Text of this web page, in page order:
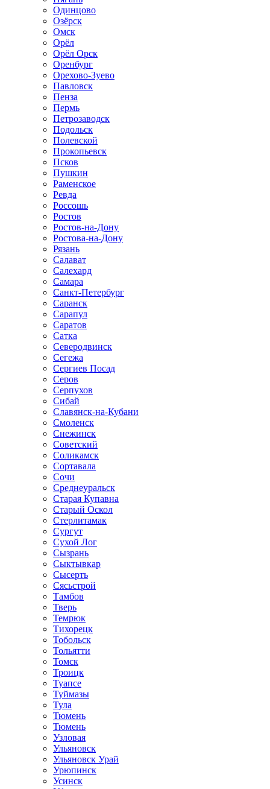
Одинцово
Озёрск
Омск
Орёл
Орёл Орск
Оренбург
Орехово-Зуево
Павловск
Пенза
Пермь
Петрозаводск
Подольск
Полевской
Прокопьевск
Псков
Пушкин
Раменское
Ревда
Россошь
Ростов
Ростов-на-Дону
Ростова-на-Дону
Рязань
Салават
Салехард
Самара
Санкт-Петербург
Саранск
Сарапул
Саратов
Сатка
Северодвинск
Сегежа
Сергиев Посад
Серов
Серпухов
Сибай
Славянск-на-Кубани
Смоленск
Снежинск
Советский
Соликамск
Сортавала
Сочи
Среднеуральск
Старая Купавна
Старый Оскол
Стерлитамак
Сургут
Сухой Лог
Сызрань
Сыктывкар
Сысерть
Сясьстрой
Тамбов
Тверь
Темрюк
Тихорецк
Тобольск
Тольятти
Томск
Троицк
Туапсе
Туймазы
Тула
Тюмень
Тюмень
Узловая
Ульяновск
Ульяновск Урай
Урюпинск
Усинск